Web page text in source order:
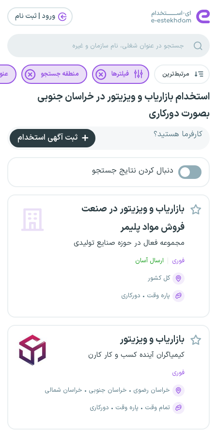
ورود | ثبت‌ نام
مرتبط‌ترین فیلترها منطقه جستجو
استخدام بازاریاب و ویزیتور در خراسان جنوبی
بصورت دورکاری
کارفرما هستید؟ ثبت آگهی استخدام
دنبال کردن نتایج جستجو
بازاریاب و ویزیتور در صنعت
فروش مواد پلیمر
مجموعه فعال در حوزه صنایع تولیدی
فوری
ارسال آسان
کل کشور
پاره وقت
دورکاری
بازاریاب و ویزیتور
کیمیاگران آینده کسب و کار کارن
فوری
خراسان رضوی
خراسان جنوبی
خراسان شمالی
تمام وقت
پاره وقت دورکاری